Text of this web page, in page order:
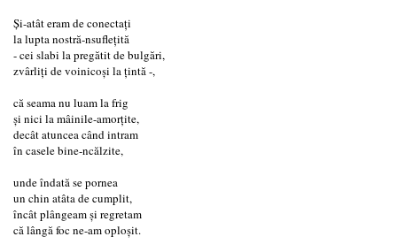
Și-atât eram de conectați
la lupta nostră-nsuflețită
- cei slabi la pregătit de bulgări,
zvârliți de voinicoși la țintă -,
că seama nu luam la frig
și nici la mâinile-amorțite,
decât atuncea când intram
în casele bine-ncălzite,
unde îndată se pornea
un chin atâta de cumplit,
încât plângeam și regretam
că lângă foc ne-am oploșit.